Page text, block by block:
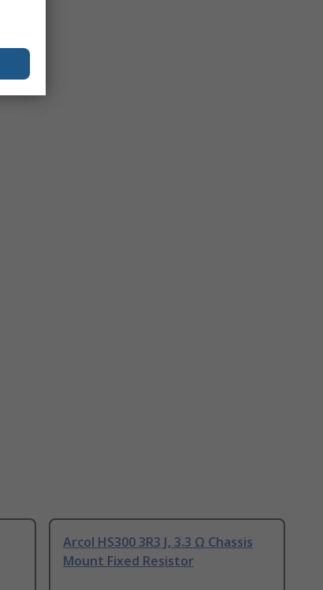
Arcol HS300 3R3 J, 3.3 Ω Chassis
Mount Fixed Resistor